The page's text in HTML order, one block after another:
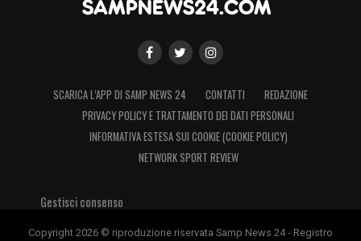
SCARICA L’APP DI SAMP NEWS 24 CONTATTI
REDAZIONE
PRIVACY POLICY E TRATTAMENTO DEI DATI PERSONALI
INFORMATIVA ESTESA SUI COOKIE (COOKIE POLICY)
NETWORK SPORT REVIEW
Gestisci consenso
Copyright 2026 © riproduzione riservata Samp News 24 - Registro